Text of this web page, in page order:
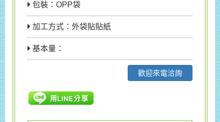
包裝：OPP袋
加工方式：外袋貼貼紙
基本量：
歡迎來電洽詢